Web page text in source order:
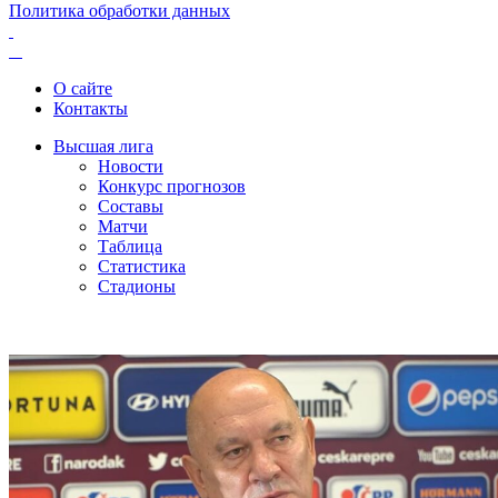
Политика обработки данных
О сайте
Контакты
Высшая лига
Новости
Конкурс прогнозов
Составы
Матчи
Таблица
Статистика
Стадионы